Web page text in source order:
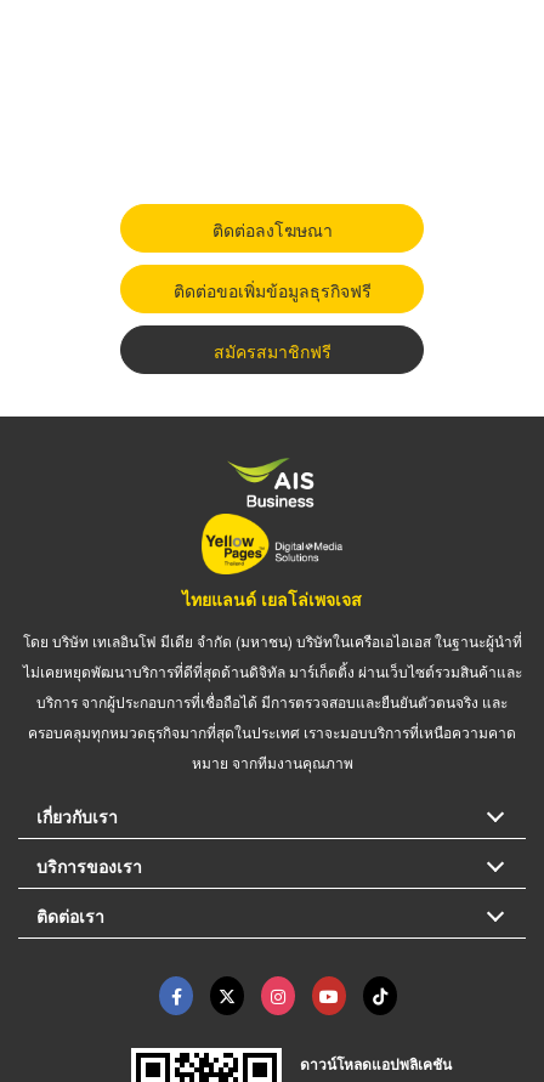
ติดต่อลงโฆษณา
ติดต่อขอเพิ่มข้อมูลธุรกิจฟรี
สมัครสมาชิกฟรี
ไทยแลนด์ เยลโล่เพจเจส
โดย บริษัท เทเลอินโฟ มีเดีย จำกัด (มหาชน) บริษัทในเครือเอไอเอส ในฐานะผู้นำที่
ไม่เคยหยุดพัฒนาบริการที่ดีที่สุดด้านดิจิทัล มาร์เก็ตติ้ง ผ่านเว็บไซต์รวมสินค้าและ
บริการ จากผู้ประกอบการที่เชื่อถือได้ มีการตรวจสอบและยืนยันตัวตนจริง และ
ครอบคลุมทุกหมวดธุรกิจมากที่สุดในประเทศ เราจะมอบบริการที่เหนือความคาด
หมาย จากทีมงานคุณภาพ
เกี่ยวกับเรา
บริการของเรา
ติดต่อเรา
ดาวน์โหลดแอปพลิเคชัน